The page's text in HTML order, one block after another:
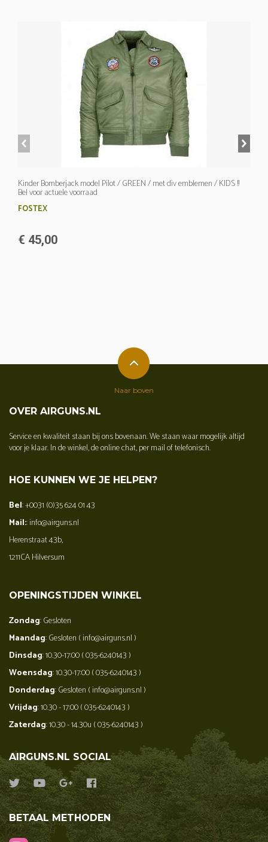
Kinder Bomberjack model Pilot / GREEN / met div emblemen / KIDS !!
Bel voor actuele voorraad
FOSTEX
€ 45,00
OVER AIRGUNS.NL
Service en kwaliteit staan bij ons bovenaan. We staan waar mogelijk altijd
voor je klaar. In de winkel, de online chat, per mail of telefonisch.
HOE KUNNEN WE JE HELPEN?
Bel: +0031 (0)35 624 01 43
Mail:: info@airguns.nl
Herenstraat 43b,
1211CA Hilversum
OPENINGSTIJDEN WINKEL
Zondag: Gesloten
Maandag: Gesloten ( info@airguns.nl )
Dinsdag: 10.30-17:00 ( 035-6240143 )
Woensdag: 10.30-17:00 ( 035-6240143 )
Donderdag: Gesloten ( info@airguns.nl )
Vrijdag: 10.30 - 17:00 ( 035-6240143 )
Zaterdag: 10.30 - 14.30u ( 035-6240143 )
AIRGUNS.NL SOCIAL
BETAAL METHODEN
Naar boven